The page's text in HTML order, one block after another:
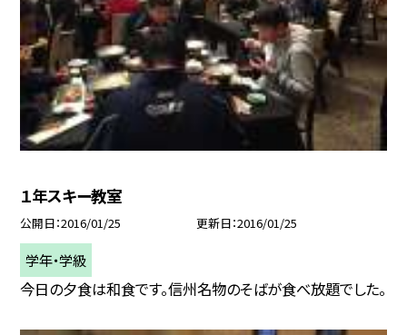
１年スキー教室
公開日 2016/01/25 更新日 2016/01/25
学年・学級
今日の夕食は和食です。信州名物のそばが食べ放題でした。